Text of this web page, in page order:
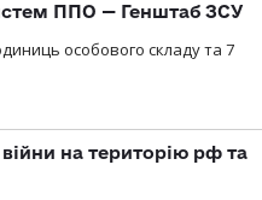
ППО — Генштаб ЗСУ
особового складу та 7
на територію рф та